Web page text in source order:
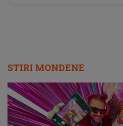
STIRI MONDENE